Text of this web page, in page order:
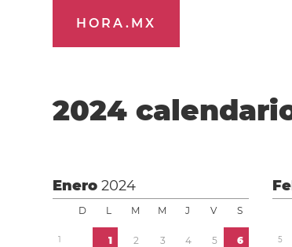
HORA.MX
2024
Enero2024
D L M M J V S
1 1 2 3 4 5 6 5